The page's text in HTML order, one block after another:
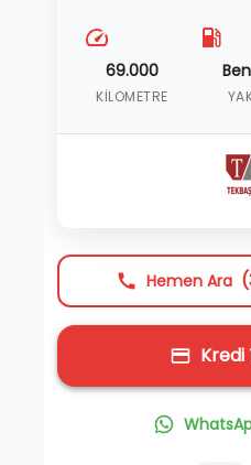
69.000
KILOMETRE
Hemen Ara
Kredi